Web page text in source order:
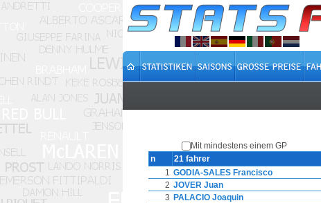
Mit mindestens einem GP
n
21 fahrer
1 GODIA-SALES Francisco
2 JOVER Juan
3 PALACIO Joaquin